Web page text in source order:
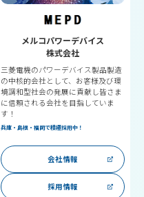
メルコパワーデバイス
株式会社
三菱電機のパワーデバイス製品製造
の中核的会社として、お客様及び環
境調和型社会の発展に貢献し皆さま
に信頼される会社を目指していま
す！
兵庫・島根・福岡で積極採用中！
会社情報
採用情報